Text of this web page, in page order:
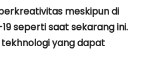
meskipun di
seperti saat sekarang ini.
yang dapat